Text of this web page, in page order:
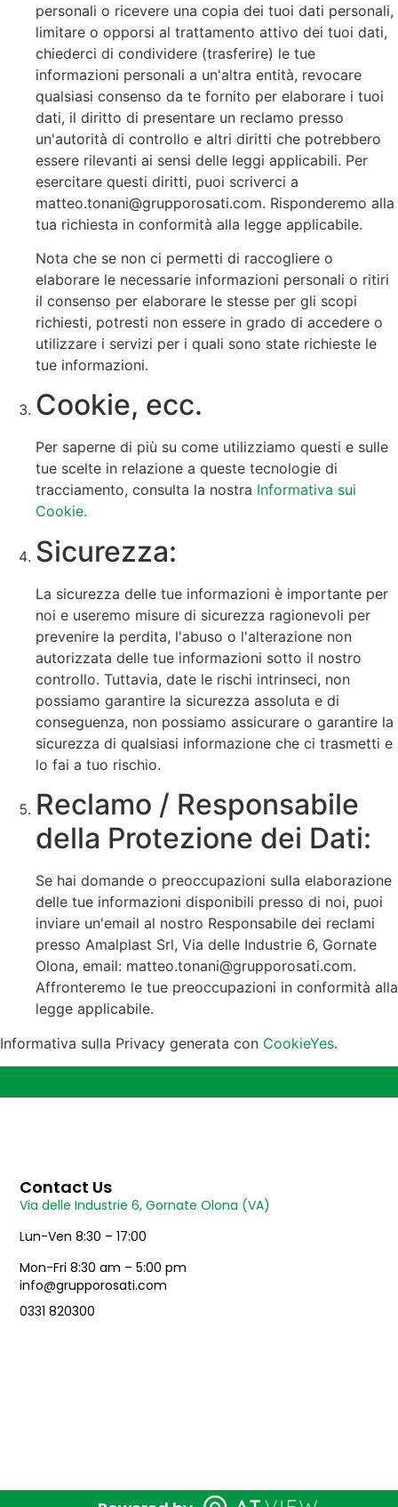
personali o ricevere una copia dei tuoi dati personali,
limitare o opporsi al trattamento attivo dei tuoi dati,
chiederci di condividere (trasferire) le tue
informazioni personali a un'altra entità, revocare
qualsiasi consenso da te fornito per elaborare i tuoi
dati, il diritto di presentare un reclamo presso
un'autorità di controllo e altri diritti che potrebbero
essere rilevanti ai sensi delle leggi applicabili. Per
esercitare questi diritti, puoi scriverci a
matteo.tonani@grupporosati.com. Risponderemo alla
tua richiesta in conformità alla legge applicabile.
Nota che se non ci permetti di raccogliere o
elaborare le necessarie informazioni personali o ritiri
il consenso per elaborare le stesse per gli scopi
richiesti, potresti non essere in grado di accedere o
utilizzare i servizi per i quali sono state richieste le
tue informazioni.
Cookie, ecc.
Per saperne di più su come utilizziamo questi e sulle
tue scelte in relazione a queste tecnologie di
tracciamento, consulta la nostra Informativa sui
Cookie.
Sicurezza:
La sicurezza delle tue informazioni è importante per
noi e useremo misure di sicurezza ragionevoli per
prevenire la perdita, l'abuso o l'alterazione non
autorizzata delle tue informazioni sotto il nostro
controllo. Tuttavia, date le rischi intrinseci, non
possiamo garantire la sicurezza assoluta e di
conseguenza, non possiamo assicurare o garantire la
sicurezza di qualsiasi informazione che ci trasmetti e
lo fai a tuo rischio.
Reclamo / Responsabile
della Protezione dei Dati:
Se hai domande o preoccupazioni sulla elaborazione
delle tue informazioni disponibili presso di noi, puoi
inviare un'email al nostro Responsabile dei reclami
presso Amalplast Srl, Via delle Industrie 6, Gornate
Olona, email: matteo.tonani@grupporosati.com.
Affronteremo le tue preoccupazioni in conformità alla
legge applicabile.
Informativa sulla Privacy generata con CookieYes.
Contact Us
Via delle Industrie 6, Gornate Olona (VA)
Lun-Ven 8:30 – 17:00
Mon-Fri 8:30 am – 5:00 pm
info@grupporosati.com
0331 820300